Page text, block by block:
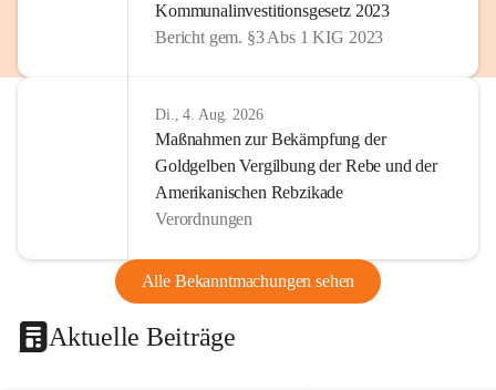
Kommunalinvestitionsgesetz 2023
Bericht gem. §3 Abs 1 KIG 2023
Di., 4. Aug. 2026
Maßnahmen zur Bekämpfung der
Goldgelben Vergilbung der Rebe und der
Amerikanischen Rebzikade
Verordnungen
Alle Bekanntmachungen sehen
Aktuelle Beiträge